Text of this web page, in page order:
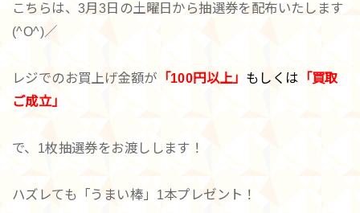
こちらは、3月3日の土曜日から抽選券を配布いたします
(^O^)／
レジでのお買上げ金額が 「100円以上」 もしくは 「買取
ご成立」
で、1枚抽選券をお渡しします！
ハズレても「うまい棒」1本プレゼント！